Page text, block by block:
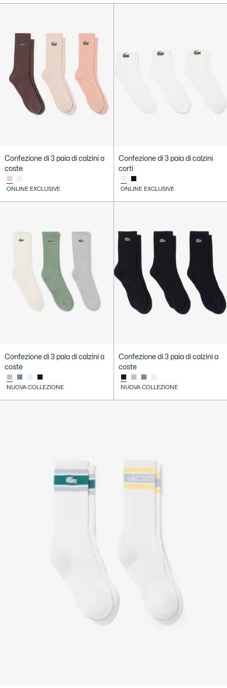
Confezione di 3 paia di calzini a
coste
ONLINE EXCLUSIVE
Confezione di 3 paia di calzini
corti
ONLINE EXCLUSIVE
Confezione di 3 paia di calzini a
coste
NUOVA COLLEZIONE
Confezione di 3 paia di calzini a
coste
NUOVA COLLEZIONE